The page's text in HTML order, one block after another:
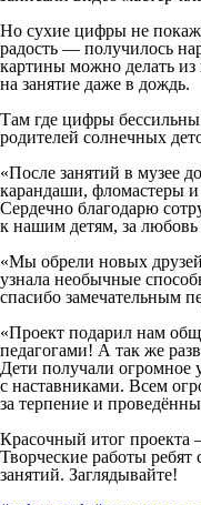
Но сухие цифры не
радость — получилось
картины можно делать
на занятие даже в дождь.
Там где цифры
родителей солнечных
«После занятий в музее
карандаши, фломастеры и
Сердечно благодарю
к нашим детям, за любовь
«Мы обрели новых
узнала необычные
спасибо замечательным
«Проект подарил нам
педагогами! А так же
Дети получали огромное
с наставниками. Всем
за терпение и
Красочный итог
Творческие работы
занятий. Заглядывайте!